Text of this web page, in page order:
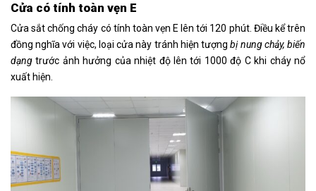
Cửa có tính toàn vẹn E
Cửa sắt chống cháy có tính toàn vẹn E lên tới 120 phút. Điều kể trên
đồng nghĩa với việc, loại cửa này tránh hiện tượng bị nung chảy, biến
dạng trước ảnh hưởng của nhiệt độ lên tới 1000 độ C khi cháy nổ
xuất hiện.